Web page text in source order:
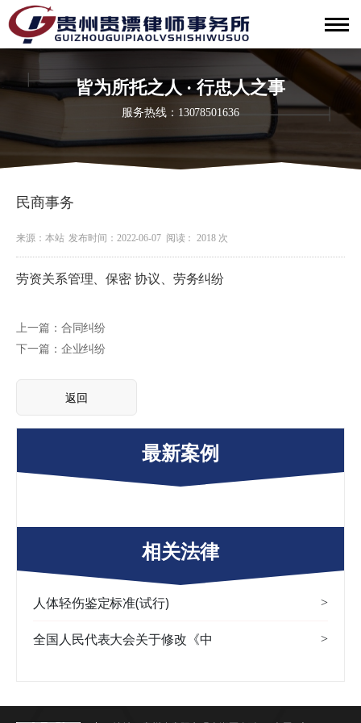
皆为所托之人 · 行忠人之事
服务热线：13078501636
民商事务
来源：本站发布时间：2022-06-07 阅读： 2018 次
劳资关系管理、保密 协议、劳务纠纷
上一篇：合同纠纷
下一篇：企业纠纷
返回
最新案例
相关法律
人体轻伤鉴定标准(试行) >
全国人民代表大会关于修改《中 >